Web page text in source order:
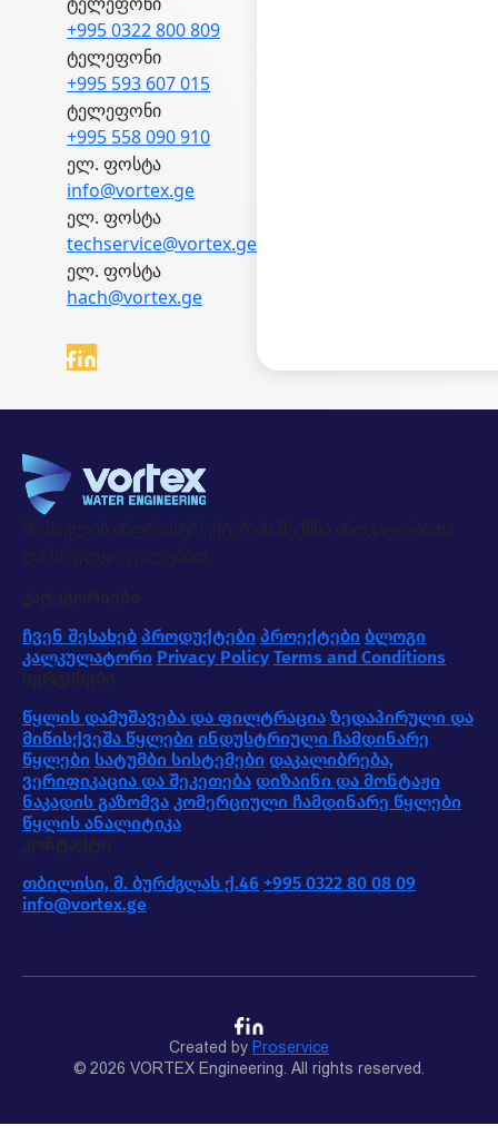
+995 0322 800 809
ტელეფონი
+995 593 607 015
ტელეფონი
+995 558 090 910
ელ. ფოსტა
info@vortex.ge
ელ. ფოსტა
techservice@vortex.ge
ელ. ფოსტა
hach@vortex.ge
მომავლის ინფრასტრუქტურის შექმნა ინოვაციებითა
და სრულყოფილებით.
კატეგორიები
ჩვენ შესახებ პროდუქტები პროექტები ბლოგი
კალკულატორი Privacy Policy Terms and Conditions
სერვისები
წყლის დამუშავება და ფილტრაცია ზედაპირული და
მიწისქვეშა წყლები ინდუსტრიული ჩამდინარე
წყლები სატუმბი სისტემები დაკალიბრება,
ვერიფიკაცია და შეკეთება დიზაინი და მონტაჟი
ნაკადის გაზომვა კომერციული ჩამდინარე წყლები
წყლის ანალიტიკა
კონტაქტი
თბილისი, მ. ბურძგლას ქ.46 +995 0322 80 08 09
info@vortex.ge
Created by Proservice
© 2026 VORTEX Engineering. All rights reserved.